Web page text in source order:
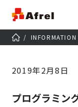
INFORMATION
2019年2月8日
プログラミン